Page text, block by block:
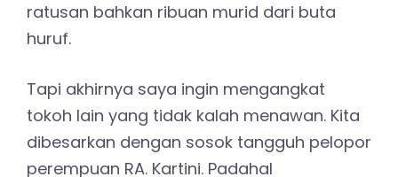
ratusan bahkan ribuan murid dari buta
huruf.
Tapi akhirnya saya ingin mengangkat
tokoh lain yang tidak kalah menawan. Kita
dibesarkan dengan sosok tangguh pelopor
perempuan RA. Kartini. Padahal